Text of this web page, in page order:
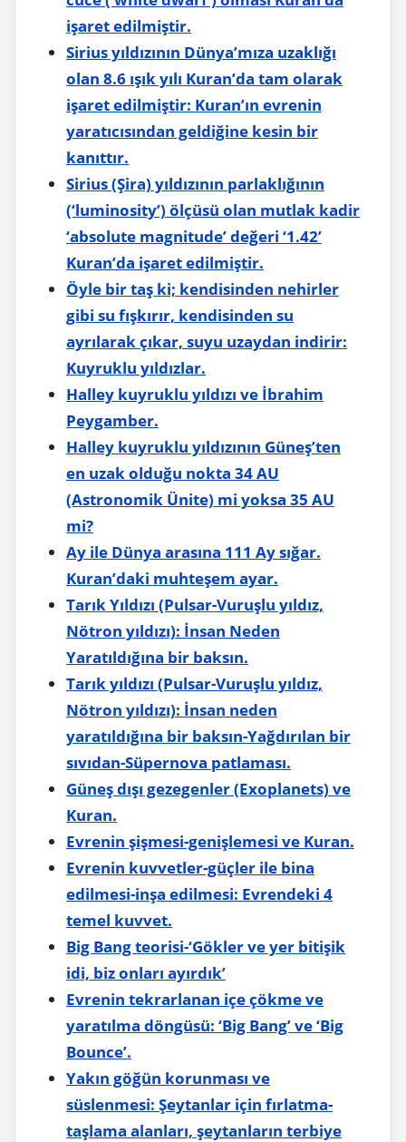
işaret edilmiştir.
Sirius yıldızının Dünya’mıza uzaklığı
olan 8.6 ışık yılı Kuran’da tam olarak
işaret edilmiştir: Kuran’ın evrenin
yaratıcısından geldiğine kesin bir
kanıttır.
Sirius (Şira) yıldızının parlaklığının
(‘luminosity’) ölçüsü olan mutlak kadir
‘absolute magnitude’ değeri ‘1.42’
Kuran’da işaret edilmiştir.
Öyle bir taş ki; kendisinden nehirler
gibi su fışkırır, kendisinden su
ayrılarak çıkar, suyu uzaydan indirir:
Kuyruklu yıldızlar.
Halley kuyruklu yıldızı ve İbrahim
Peygamber.
Halley kuyruklu yıldızının Güneş’ten
en uzak olduğu nokta 34 AU
(Astronomik Ünite) mi yoksa 35 AU
mi?
Ay ile Dünya arasına 111 Ay sığar.
Kuran’daki muhteşem ayar.
Tarık Yıldızı (Pulsar-Vuruşlu yıldız,
Nötron yıldızı): İnsan Neden
Yaratıldığına bir baksın.
Tarık yıldızı (Pulsar-Vuruşlu yıldız,
Nötron yıldızı): İnsan neden
yaratıldığına bir baksın-Yağdırılan bir
sıvıdan-Süpernova patlaması.
Güneş dışı gezegenler (Exoplanets) ve
Kuran.
Evrenin şişmesi-genişlemesi ve Kuran.
Evrenin kuvvetler-güçler ile bina
edilmesi-inşa edilmesi: Evrendeki 4
temel kuvvet.
Big Bang teorisi-‘Gökler ve yer bitişik
idi, biz onları ayırdık’
Evrenin tekrarlanan içe çökme ve
yaratılma döngüsü: ‘Big Bang’ ve ‘Big
Bounce’.
Yakın göğün korunması ve
süslenmesi: Şeytanlar için fırlatma-
taşlama alanları, şeytanların terbiye